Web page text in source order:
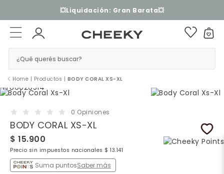
💥Liquidación: Gran Barata💥
¿Qué querés buscar?
Home | Productos | BODY CORAL XS-XL
0 Opiniones
BODY CORAL XS-XL
$ 15.900
Precio sin impuestos nacionales $ 13.141
Suma puntosSaber más